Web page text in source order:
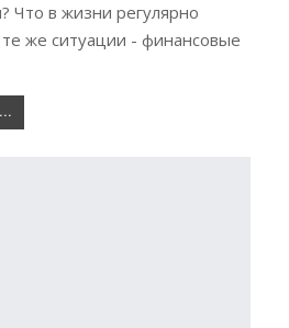
Что в жизни регулярно
же ситуации - финансовые